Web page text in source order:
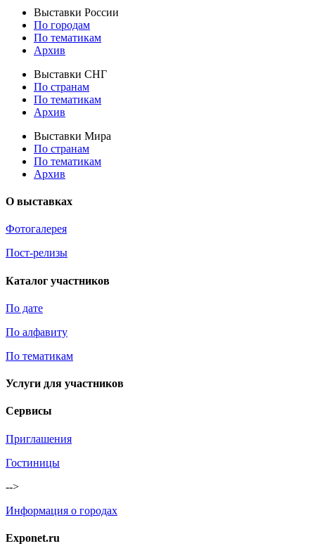
Выставки России
По городам
По тематикам
Архив
Выставки СНГ
По странам
По тематикам
Архив
Выставки Мира
По странам
По тематикам
Архив
О выставках
Фотогалерея
Пост-релизы
Каталог участников
По дате
По алфавиту
По тематикам
Услуги для участников
Сервисы
Приглашения
Гостиницы
-->
Информация о городах
Exponet.ru